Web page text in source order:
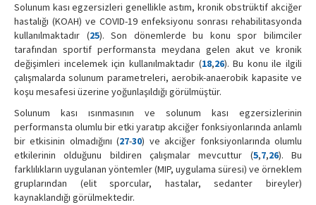
Solunum kası egzersizleri genellikle astım, kronik obstrüktif akciğer
hastalığı (KOAH) ve COVID-19 enfeksiyonu sonrası rehabilitasyonda
kullanılmaktadır (25). Son dönemlerde bu konu spor bilimciler
tarafından sportif performansta meydana gelen akut ve kronik
değişimleri incelemek için kullanılmaktadır (18,26). Bu konu ile ilgili
çalışmalarda solunum parametreleri, aerobik-anaerobik kapasite ve
koşu mesafesi üzerine yoğunlaşıldığı görülmüştür.
Solunum kası ısınmasının ve solunum kası egzersizlerinin
performansta olumlu bir etki yaratıp akciğer fonksiyonlarında anlamlı
bir etkisinin olmadığını (27-30) ve akciğer fonksiyonlarında olumlu
etkilerinin olduğunu bildiren çalışmalar mevcuttur (5,7,26). Bu
farklılıkların uygulanan yöntemler (MIP, uygulama süresi) ve örneklem
gruplarından (elit sporcular, hastalar, sedanter bireyler)
kaynaklandığı görülmektedir.